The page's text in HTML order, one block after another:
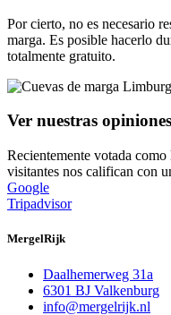
Por cierto, no es necesario
marga. Es posible hacerlo
totalmente gratuito.
Ver nuestras opiniones
Recientemente votada
visitantes nos califican con
Google
Tripadvisor
MergelRijk
Daalhemerweg 31a
6301 BJ Valkenburg
info@mergelrijk.nl